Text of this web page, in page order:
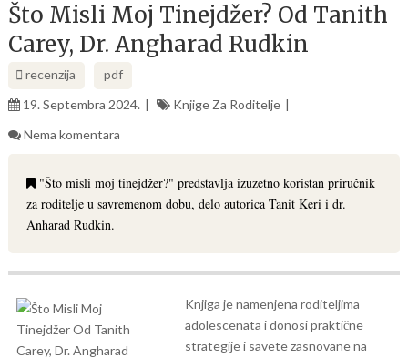
Što Misli Moj Tinejdžer? Od Tanith
Carey, Dr. Angharad Rudkin
recenzija
pdf
19. Septembra 2024.
Knjige Za Roditelje
Nema komentara
"Što misli moj tinejdžer?" predstavlja izuzetno koristan priručnik
za roditelje u savremenom dobu, delo autorica Tanit Keri i dr.
Anharad Rudkin.
Knjiga je namenjena roditeljima
adolescenata i donosi praktične
strategije i savete zasnovane na